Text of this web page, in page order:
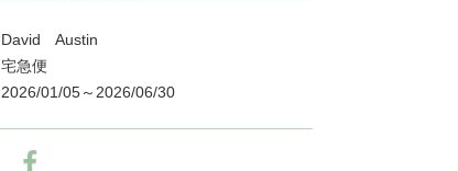
David Austin
宅急便
2026/01/05～2026/06/30